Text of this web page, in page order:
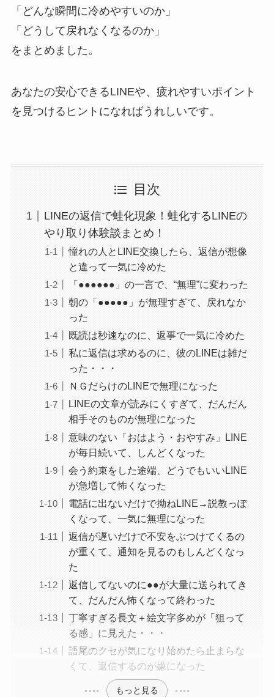
「どんな瞬間に冷めやすいのか」
「どうして戻れなくなるのか」
をまとめました。
あなたの安心できるLINEや、疲れやすいポイント
を見つけるヒントになればうれしいです。
目次
LINEの返信で蛙化現象！蛙化するLINEの
やり取り体験談まとめ！
憧れの人とLINE交換したら、返信が想像
と違って一気に冷めた
「●●●●●●」の一言で、“無理”に変わった
朝の「●●●●●」が無理すぎて、戻れなか
った
既読は秒速なのに、返事で一気に冷めた
私に返信は求めるのに、彼のLINEは雑だ
った・・・
ＮＧだらけのLINEで無理になった
LINEの文章が読みにくすぎて、だんだん
相手そのものが無理になった
意味のない「おはよう・おやすみ」LINE
が毎日続いて、しんどくなった
会う約束をした途端、どうでもいいLINE
が急増して怖くなった
電話に出ないだけで拗ねLINE→説教っぽ
くなって、一気に無理になった
返信が遅いだけで不安をぶつけてくるの
が重くて、通知を見るのもしんどくなっ
た
返信してないのに●●が大量に送られてき
て、だんだん怖くなって終わった
丁寧すぎる長文＋絵文字多めが「狙って
る感」に見えた・・・
語尾のクセが気になり始めたら止まらな
くて、返信するのが嫌になった
もっと見る